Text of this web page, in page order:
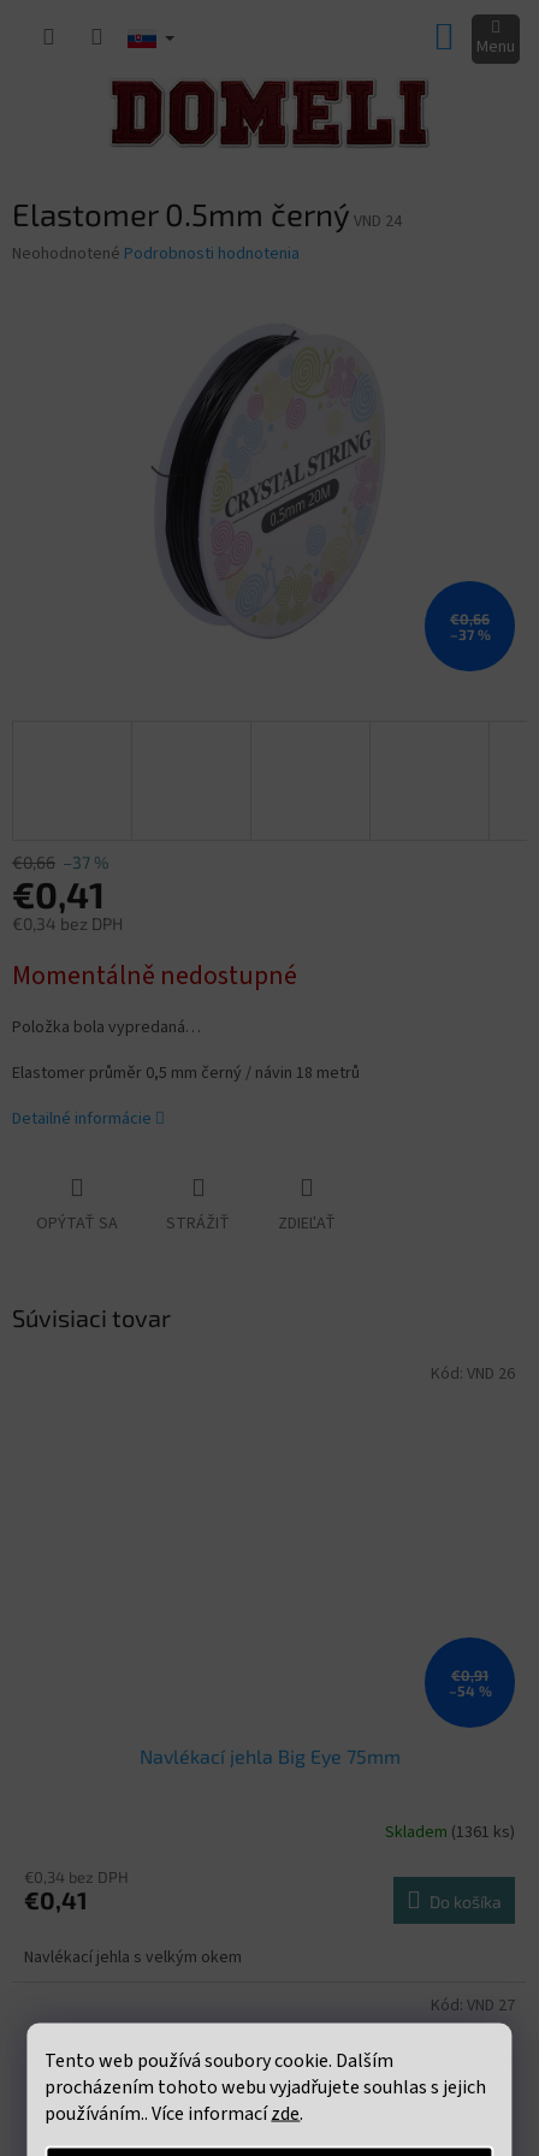
Tento web používá soubory cookie. Dalším
procházením tohoto webu vyjadřujete souhlas s jejich
používáním.. Více informacízde.
KOŠÍK
Elastomer 0.5mm černý VND 24
Priemerné
Neohodnotené Podrobnosti hodnotenia
€0,66
–37 %
€0,66 –37 %
€0,41
€0,34 bez DPH
cena:
Momentálně nedostupné
Položka bola vypredaná…
Elastomer průměr 0,5 mm černý / návin 18 metrů
Detailné informácie
OPÝTAŤ SA STRÁŽIŤ ZDIEĽAŤ
Súvisiaci tovar
€0,91
–54 %
Navlékací jehla Big Eye 75mm
Skladem (1361 ks)
€0,34 bez DPH
€0,41 Do košíka
Navlékací jehla s velkým okem
Kód: VND 26
Kód: VND 27